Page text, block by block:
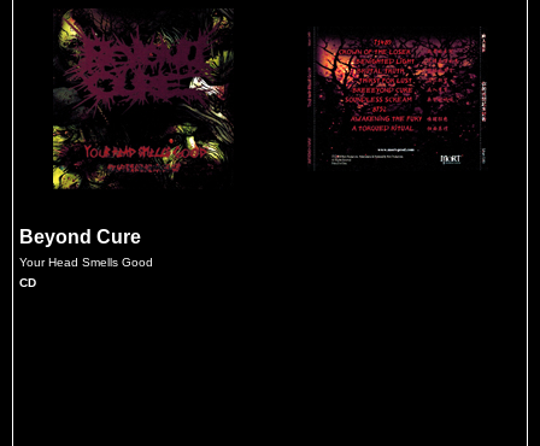
Beyond Cure
Your Head Smells Good
CD